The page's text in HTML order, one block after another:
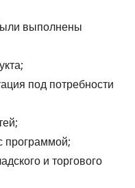
выполнены
под потребности
программой;
и торгового